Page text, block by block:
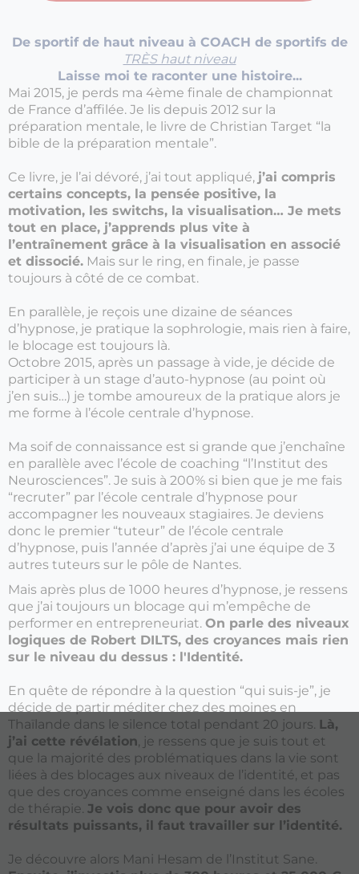
De sportif de haut niveau à COACH de sportifs de
TRÈS haut niveau
Laisse moi te raconter une histoire...
Mai 2015, je perds ma 4ème finale de championnat
de France d’affilée. Je lis depuis 2012 sur la
préparation mentale, le livre de Christian Target “la
bible de la préparation mentale”.
Ce livre, je l’ai dévoré, j’ai tout appliqué, j’ai compris
certains concepts, la pensée positive, la
motivation, les switchs, la visualisation… Je mets
tout en place, j’apprends plus vite à
l’entraînement grâce à la visualisation en associé
et dissocié. Mais sur le ring, en finale, je passe
toujours à côté de ce combat.
En parallèle, je reçois une dizaine de séances
d’hypnose, je pratique la sophrologie, mais rien à faire,
le blocage est toujours là.
Octobre 2015, après un passage à vide, je décide de
participer à un stage d’auto-hypnose (au point où
j’en suis…) je tombe amoureux de la pratique alors je
me forme à l’école centrale d’hypnose.
Ma soif de connaissance est si grande que j’enchaîne
en parallèle avec l’école de coaching “l’Institut des
Neurosciences”. Je suis à 200% si bien que je me fais
“recruter” par l’école centrale d’hypnose pour
accompagner les nouveaux stagiaires. Je deviens
donc le premier “tuteur” de l’école centrale
d’hypnose, puis l’année d’après j’ai une équipe de 3
autres tuteurs sur le pôle de Nantes.
Mais après plus de 1000 heures d’hypnose, je ressens
que j’ai toujours un blocage qui m’empêche de
performer en entrepreneuriat. On parle des niveaux
logiques de Robert DILTS, des croyances mais rien
sur le niveau du dessus : l'Identité.
En quête de répondre à la question “qui suis-je”, je
décide de partir méditer chez des moines en
Thaïlande dans le silence total pendant 20 jours. Là,
j’ai cette révélation, je ressens que je suis tout et
que la majorité des problématiques dans la vie sont
liées à des blocages aux niveaux de l’identité, et pas
que des croyances comme enseigné dans les écoles
de thérapie. Je vois donc que pour avoir des
résultats puissants, il faut travailler sur l’identité.
Je découvre alors Mani Hesam de l’Institut Sane.